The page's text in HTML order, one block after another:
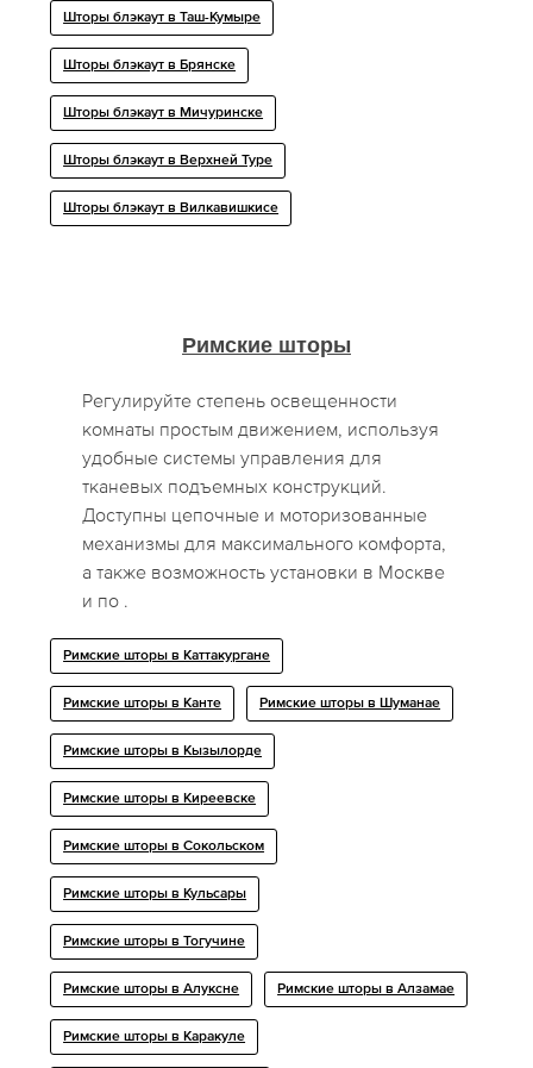
Шторы блэкаут в Таш-Кумыре
Шторы блэкаут в Брянске
Шторы блэкаут в Мичуринске
Шторы блэкаут в Верхней Туре
Шторы блэкаут в Вилкавишкисе
Римские шторы
Регулируйте степень освещенности
комнаты простым движением, используя
удобные системы управления для
тканевых подъемных конструкций.
Доступны цепочные и моторизованные
механизмы для максимального комфорта,
а также возможность установки в Москве
и по .
Римские шторы в Каттакургане
Римские шторы в Канте Римские шторы в Шуманае
Римские шторы в Кызылорде
Римские шторы в Киреевске
Римские шторы в Сокольском
Римские шторы в Кульсары
Римские шторы в Тогучине
Римские шторы в Алуксне Римские шторы в Алзамае
Римские шторы в Каракуле